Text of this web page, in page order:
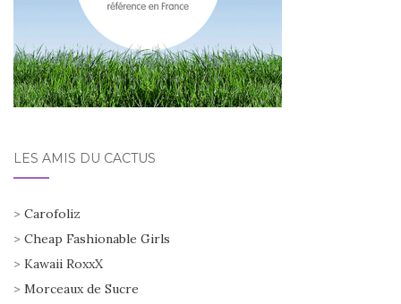
LES AMIS DU CACTUS
> Carofoliz
> Cheap Fashionable Girls
> Kawaii RoxxX
> Morceaux de Sucre